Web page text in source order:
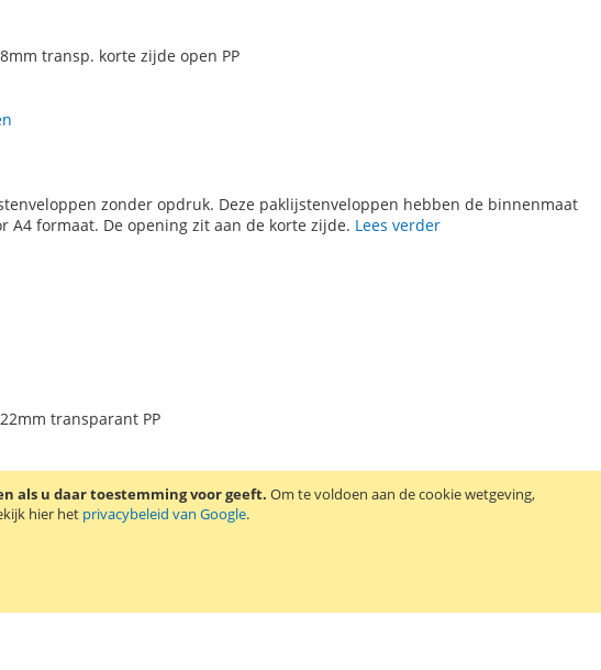
als u daar toestemming voor geeft. Om te voldoen aan de cookie wetgeving,
hier het privacybeleid van Google.
transp. korte zijde open PP
zonder opdruk. Deze paklijstenveloppen hebben de binnenmaat
A4 formaat. De opening zit aan de korte zijde. Lees verder
transparant PP